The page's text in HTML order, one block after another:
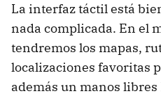
La interfaz táctil está
nada complicada. En el
tendremos los mapas,
localizaciones favoritas
además un manos